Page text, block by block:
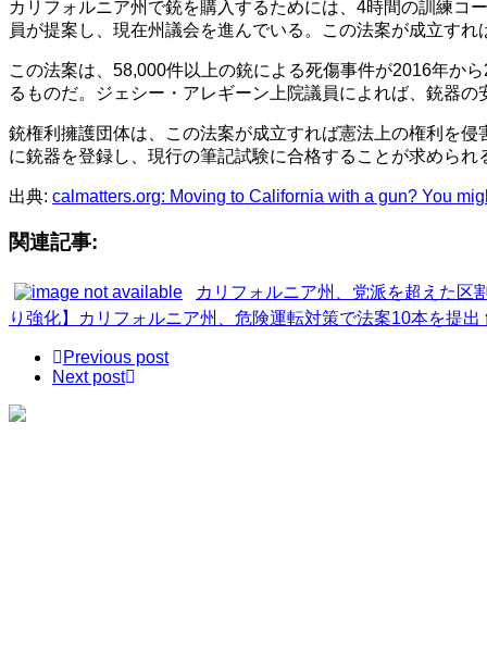
カリフォルニア州で銃を購入するためには、4時間の訓練コ
員が提案し、現在州議会を進んでいる。この法案が成立す
この法案は、58,000件以上の銃による死傷事件が2016年か
るものだ。ジェシー・アレギーン上院議員によれば、銃器
銃権利擁護団体は、この法案が成立すれば憲法上の権利を
に銃器を登録し、現行の筆記試験に合格することが求められ
出典: calmatters.org: Moving to California with a gun? You
関連記事:
カリフォルニア州、党派を超えた区
り強化】カリフォルニア州、危険運転対策で法案10本を提
Previous post
Next post